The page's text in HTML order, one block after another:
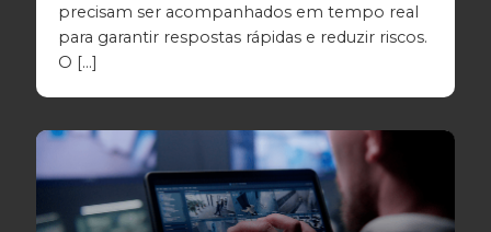
precisam ser acompanhados em tempo real
para garantir respostas rápidas e reduzir riscos.
O […]